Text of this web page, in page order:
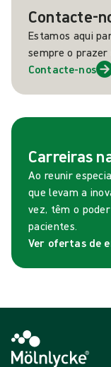
Contacte-
Estamos aqui
sempre o prazer
Contacte-nos
Carreiras
Ao reunir
que levam a
vez, têm o
pacientes.
Ver ofertas de